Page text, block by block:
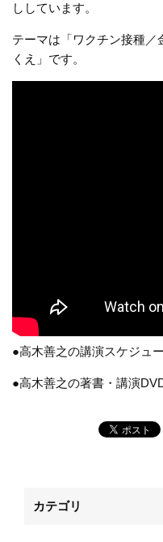
ししています。
テーマは「ワクチン接種／
くえ」です。
●高木善之の講演スケジュ
●高木善之の著書・講演
カテゴリ